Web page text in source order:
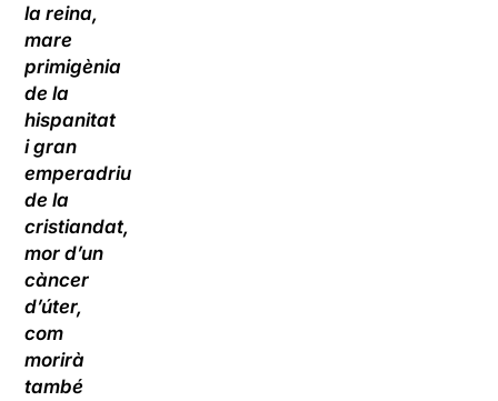
la reina,
mare
primigènia
de la
hispanitat
i gran
emperadriu
de la
cristiandat,
mor d’un
càncer
d’úter,
com
morirà
també